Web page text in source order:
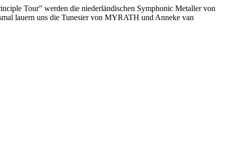
Tour” werden die niederländischen Symphonic Metaller von
lauern uns die Tunesier von MYRATH und Anneke van